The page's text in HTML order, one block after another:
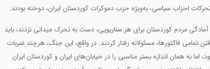
احزاب سیاسی، به‌ویژه حزب دموکرات کوردستان ایران، دوخته بودند.
مردم کوردستان برای هر سناریویی، دست به تحرک میدانی نزدند، باید
تمامی فاکتورها، مسئولانه رفتار کردند. در واقع، این جنگ، هرچند ضربات
به همان اندازه بستر مناسبی را در خیابان‌های ایران و کوردستان ایران